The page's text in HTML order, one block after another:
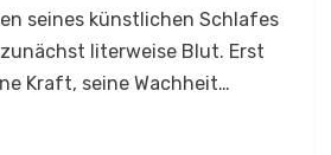
seines künstlichen Schlafes
literweise Blut. Erst
Kraft, seine Wachheit…